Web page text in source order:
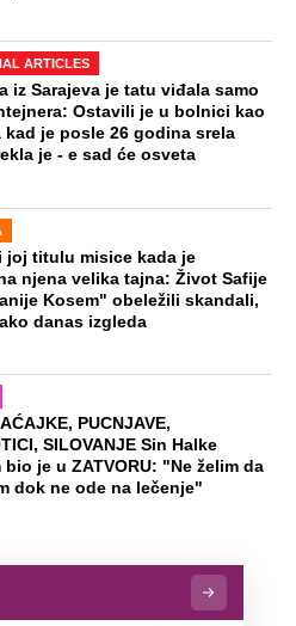
ARTICLES
iz Sarajeva je tatu viđala samo
Ostavili je u bolnici kao
kad je posle 26 godina srela
je - e sad će osveta
joj titulu misice kada je
njena velika tajna: Život Safije
Kosem" obeležili skandali,
danas izgleda
PUCNJAVE,
SILOVANJE Sin Halke
bio je u ZATVORU: "Ne želim da
dok ne ode na lečenje"